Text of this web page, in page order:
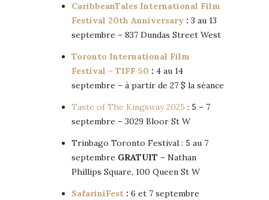
CaribbeanTales International Film
Festival 20th Anniversary : 3 au 13
septembre – 837 Dundas Street West
Toronto International Film
Festival – TIFF 50 : 4 au 14
septembre – à partir de 27 $ la séance
Taste of The Kingsway 2025 : 5 – 7
septembre – 3029 Bloor St W
Trinbago Toronto Festival : 5 au 7
septembre GRATUIT – Nathan
Phillips Square, 100 Queen St W
SafariniFest : 6 et 7 septembre